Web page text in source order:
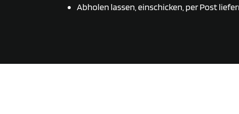
Abholen lassen, einschicken, per Post